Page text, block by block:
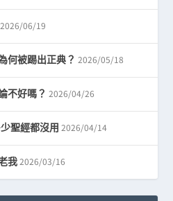
2026/06/19
何被踢出正典？ 2026/05/18
不好嗎？ 2026/04/26
聖經都沒用 2026/04/14
我 2026/03/16